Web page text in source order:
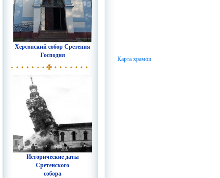
Херсонский собор Сретения
Господня
Исторические даты
Сретенского
собора
Карта храмов